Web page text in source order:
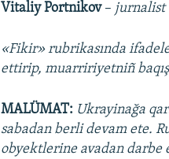
Vitaliy Portnikov– jurnalist
«Fikir» rubrikasında
ettirip, muarririyetniñ
MALÜMAT: Ukrayinağa
sabadan berli devam ete.
obyektlerine avadan darbe